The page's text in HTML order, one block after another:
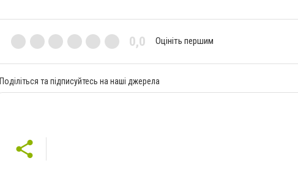
0,0 Оцініть першим
Поділіться та підписуйтесь на наші джерела